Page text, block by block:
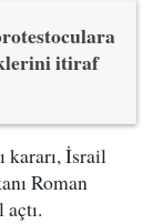
itiraf
kararı, İsrail
Roman